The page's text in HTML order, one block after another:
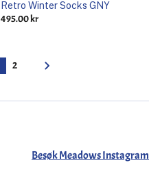
Retro Winter Socks GNY
495.00 kr
2
Besøk Meadows Instagram